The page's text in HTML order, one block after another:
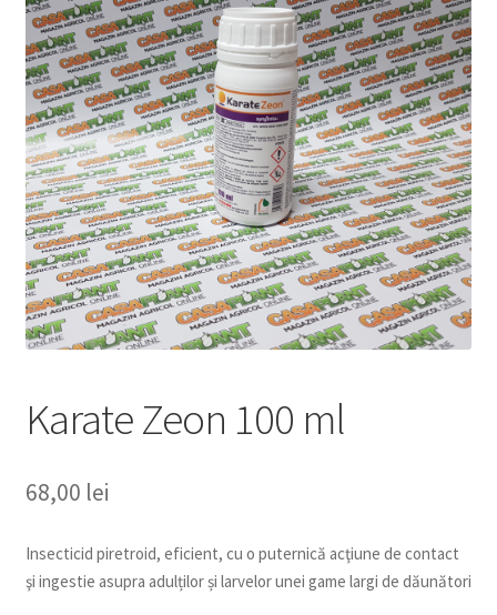
Casa și grădina
Extinde
meniul
copil
Sere și solarii
Extinde
meniul
copil
Karate Zeon 100 ml
68,00 lei
Insecticid piretroid, eficient, cu o puternică acţiune de contact
şi ingestie asupra adulților și larvelor unei game largi de dăunători